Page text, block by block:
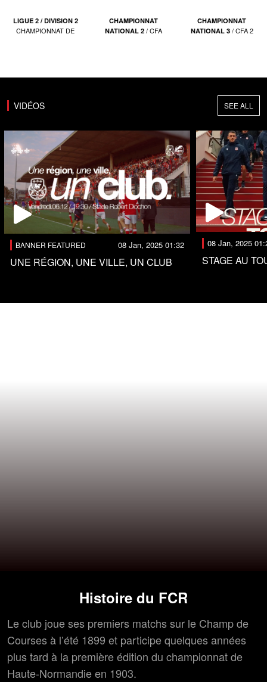
LIGUE 2 / DIVISION 2
CHAMPIONNAT DE
CHAMPIONNAT
NATIONAL 2 / CFA
CHAMPIONNAT
NATIONAL 3/ CFA 2
VIDÉOS SEE ALL
BANNER FEATURED 08 Jan, 2025 01:32
UNE RÉGION, UNE VILLE, UN CLUB
08 Jan, 2025
STAGE AU
Histoire du FCR
Le club joue ses premiers matchs sur le Champ de
Courses à l’été 1899 et participe quelques années
plus tard à la première édition du championnat de
Haute-Normandie en 1903.